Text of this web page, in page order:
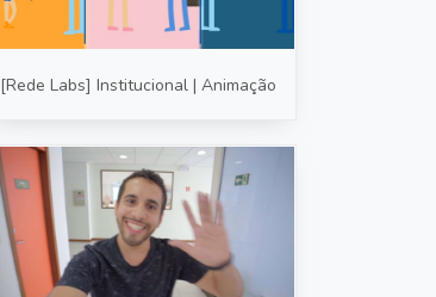
[Rede Labs] Institucional | Animação